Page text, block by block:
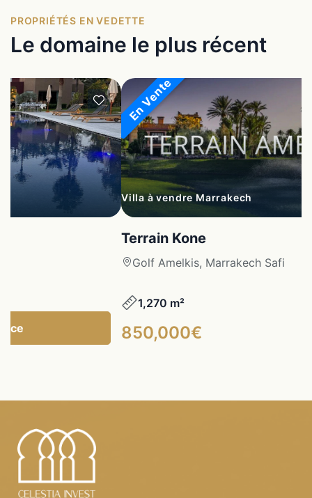
PROPRIÉTÉS EN VEDETTE
Le domaine le plus récent
En Vente
Villa à vendre Marrakech
Terrain Kone
Golf Amelkis, Marrakech Safi
1,270 m²
850,000€